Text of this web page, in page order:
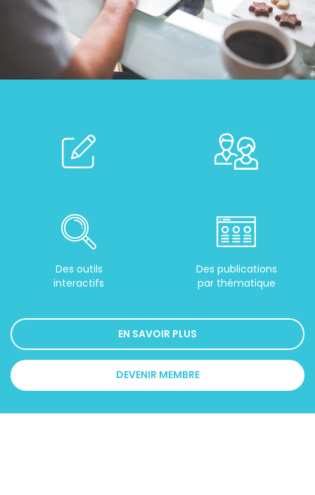
Des outils
interactifs
Des publications
par thématique
EN SAVOIR PLUS
DEVENIR MEMBRE